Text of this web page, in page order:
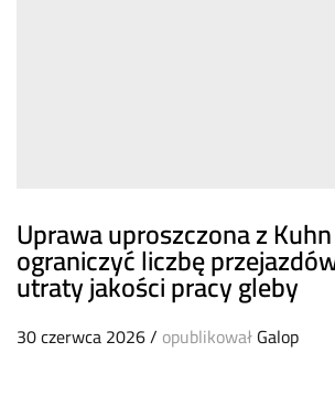
Uprawa uproszczona z
ograniczyć liczbę
utraty jakości pracy gleby
30 czerwca 2026/ opublikowałGalop